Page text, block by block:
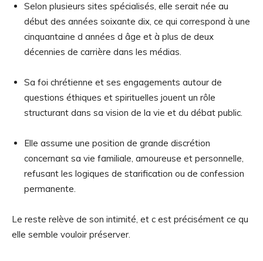
Selon plusieurs sites spécialisés, elle serait née au
début des années soixante dix, ce qui correspond à une
cinquantaine d années d âge et à plus de deux
décennies de carrière dans les médias.
Sa foi chrétienne et ses engagements autour de
questions éthiques et spirituelles jouent un rôle
structurant dans sa vision de la vie et du débat public.
Elle assume une position de grande discrétion
concernant sa vie familiale, amoureuse et personnelle,
refusant les logiques de starification ou de confession
permanente.
Le reste relève de son intimité, et c est précisément ce qu
elle semble vouloir préserver.